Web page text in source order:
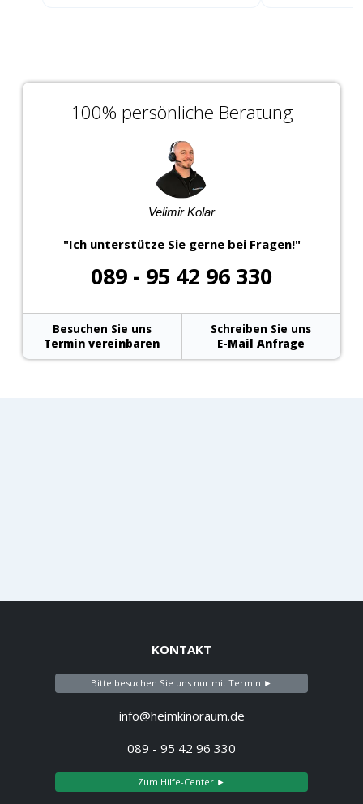
100% persönliche Beratung
Velimir Kolar
"Ich unterstütze Sie gerne bei Fragen!"
089 - 95 42 96 330
Besuchen Sie uns
Termin vereinbaren
Schreiben Sie uns
E-Mail Anfrage
KONTAKT
Bitte besuchen Sie uns nur mit Termin ►
info@heimkinoraum.de
089 - 95 42 96 330
Zum Hilfe-Center ►